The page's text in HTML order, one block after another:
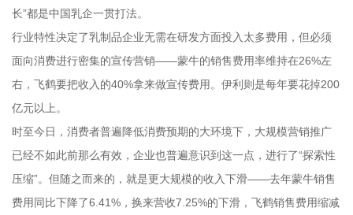
长”都是中国乳企一贯打法。
行业特性决定了乳制品企业无需在研发方面投入太多费用，但必须
面向消费进行密集的宣传营销——蒙牛的销售费用率维持在26%左
右，飞鹤要把收入的40%拿来做宣传费用。伊利则是每年要花掉200
亿元以上。
时至今日，消费者普遍降低消费预期的大环境下，大规模营销推广
已经不如此前那么有效，企业也普遍意识到这一点，进行了“探索性
压缩”。但随之而来的，就是更大规模的收入下滑——去年蒙牛销售
费用同比下降了6.41%，换来营收7.25%的下滑，飞鹤销售费用缩减